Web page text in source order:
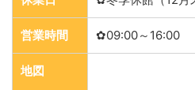
営業時間 ✿09:00～16:00
地図